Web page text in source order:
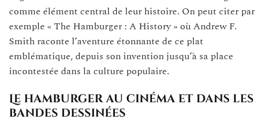
comme élément central de leur histoire. On peut citer par
exemple « The Hamburger : A History » où Andrew F.
Smith raconte l’aventure étonnante de ce plat
emblématique, depuis son invention jusqu’à sa place
incontestée dans la culture populaire.
Le hamburger au cinéma et dans les
bandes dessinées